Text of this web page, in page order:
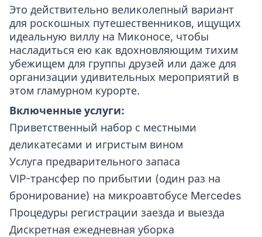
Это действительно великолепный вариант
для роскошных путешественников, ищущих
идеальную виллу на Миконосе, чтобы
насладиться ею как вдохновляющим тихим
убежищем для группы друзей или даже для
организации удивительных мероприятий в
этом гламурном курорте.
Включенные услуги:
Приветственный набор с местными
деликатесами и игристым вином
Услуга предварительного запаса
VIP-трансфер по прибытии (один раз на
бронирование) на микроавтобусе Mercedes
Процедуры регистрации заезда и выезда
Дискретная ежедневная уборка